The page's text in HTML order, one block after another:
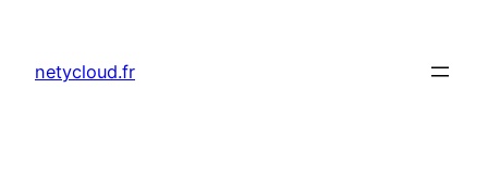
content
netycloud.fr